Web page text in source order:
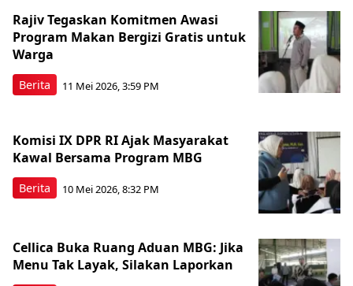
Berita
Rajiv Tegaskan Komitmen Awasi
Program Makan Bergizi Gratis untuk
Warga
11 Mei 2026, 3:59 PM
Berita
Komisi IX DPR RI Ajak Masyarakat
Kawal Bersama Program MBG
10 Mei 2026, 8:32 PM
Cellica Buka Ruang Aduan MBG: Jika
Menu Tak Layak, Silakan Laporkan